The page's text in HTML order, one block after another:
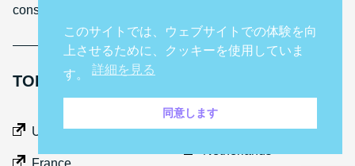
consent
TOP GEAR INTERNATIONAL SITES
UK
France
Middle East
このサイトでは、ウェブサイトでの体験を向
上させるために、クッキーを使用していま
す。 詳細を見る
同意します